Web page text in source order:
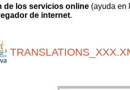
de los servicios online (ayuda en
de internet.